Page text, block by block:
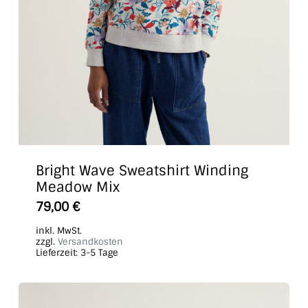
Bright Wave Sweatshirt Winding
Meadow Mix
79,00 €
inkl. MwSt.
zzgl. Versandkosten
Lieferzeit: 3-5 Tage